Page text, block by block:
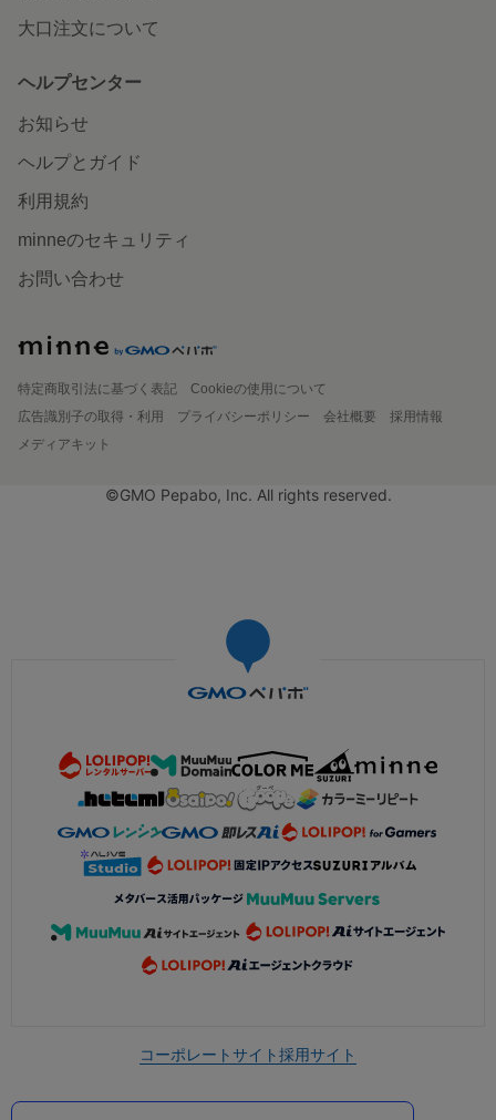
大口注文について
ヘルプセンター
お知らせ
ヘルプとガイド
利用規約
minneのセキュリティ
お問い合わせ
特定商取引法に基づく表記
Cookieの使用について
広告識別子の取得・利用
プライバシーポリシー 会社概要
採用情報
メディアキット
©GMO Pepabo, Inc. All rights reserved.
コーポレートサイト採用サイト